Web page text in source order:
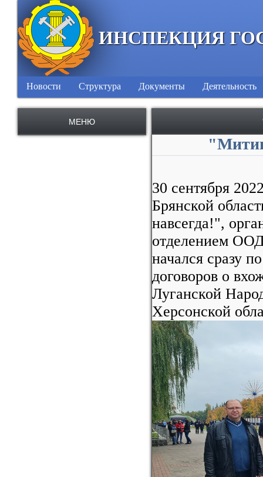
ИНСПЕКЦИЯ
Новости Структура Документы Деятельность
МЕНЮ
30 сентября
Брянской
навсегда!",
отделением
начался сразу
договоров о
Луганской
Херсонской